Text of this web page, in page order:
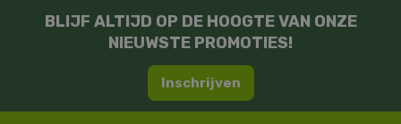
BLIJF ALTIJD OP DE HOOGTE VAN ONZE
NIEUWSTE PROMOTIES!
Inschrijven